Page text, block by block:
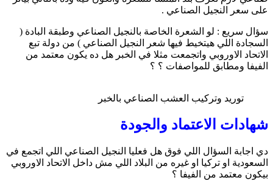
على سعر النجيل الصناعي .
سؤال سريع : لو الشعرة الخاصة بالنجيل الصناعي وطبقة البادة (
السجادة اللي هيتخيط فيها شعر النجيل الصناعي ) من دولة تبع
الاتحاد الاوروبي واتجمعت مثلا في الخبر هل ده يكون معتمد من
الفيفا ومطابق للمواصفات ؟ ؟
توريد وتركيب العشب الصناعي بالخبر
شهادات الاعتماد والجودة
دي اجابة السؤال اللي فوق هل فعليا النجيل الصناعي اللي اتجمع في
السعودية او تركيا او غيره من البلاد اللي مش داخل الاتحاد الاوروبي
بيكون معتمد من الفيفا ؟